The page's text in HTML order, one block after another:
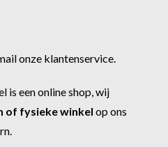
onze klantenservice
is een online shop, wij
of fysieke winkel op ons